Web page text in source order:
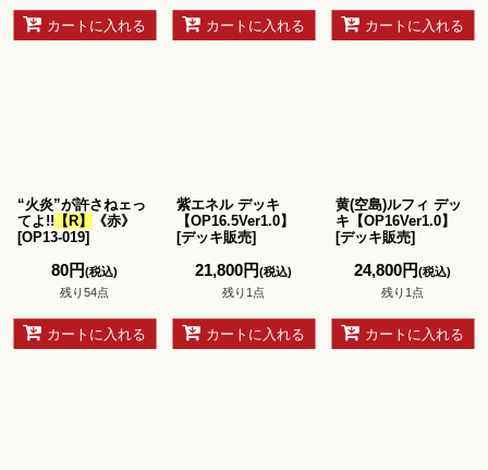
カートに入れる カートに入れる カートに入れる
“火炎”が許さねェっ
てよ!! 【R】
《赤》
[OP13-019]
80円(税込)
残り54点
カートに入れる
紫エネル デッキ
【OP16.5Ver1.0】
[デッキ販売]
21,800円(税込)
残り1点
カートに入れる
黄(空島)ルフィ デッ
キ【OP16Ver1.0】
[デッキ販売]
24,800円(税込)
残り1点
カートに入れる